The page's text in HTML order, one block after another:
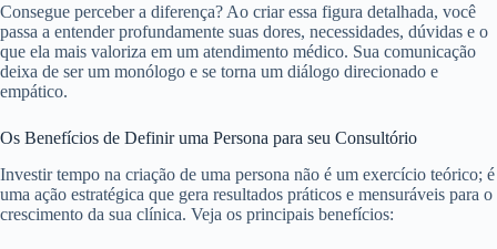
Consegue perceber a diferença? Ao criar essa figura detalhada, você
passa a entender profundamente suas dores, necessidades, dúvidas e o
que ela mais valoriza em um atendimento médico. Sua comunicação
deixa de ser um monólogo e se torna um diálogo direcionado e
empático.
Os Benefícios de Definir uma Persona para seu Consultório
Investir tempo na criação de uma persona não é um exercício teórico; é
uma ação estratégica que gera resultados práticos e mensuráveis para o
crescimento da sua clínica. Veja os principais benefícios: